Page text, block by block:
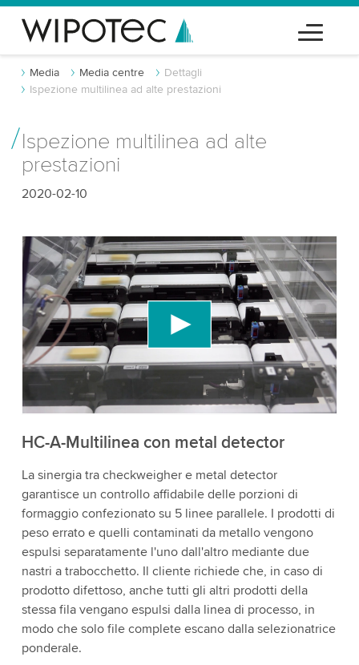
Media Media centre
Dettagli
Ispezione multilinea ad alte prestazioni
Ispezione multilinea ad alte
prestazioni
2020-02-10
Abbiamo bisogno del tuo consenso per
caricare il servizio video di YouTube!
Utilizziamo un servizio di terze parti per
incorporare contenuti video che potrebbe
raccogliere dati sulla tua attività. Per favore, rivedi
i dettagli e accetta il servizio per guardare questo
video.
HC-A-Multilinea con metal detector
La sinergia tra checkweigher e metal detector
garantisce un controllo affidabile delle porzioni di
formaggio confezionato su 5 linee parallele. I prodotti di
peso errato e quelli contaminati da metallo vengono
espulsi separatamente l'uno dall'altro mediante due
nastri a trabocchetto. Il cliente richiede che, in caso di
prodotto difettoso, anche tutti gli altri prodotti della
stessa fila vengano espulsi dalla linea di processo, in
modo che solo file complete escano dalla selezionatrice
ponderale.